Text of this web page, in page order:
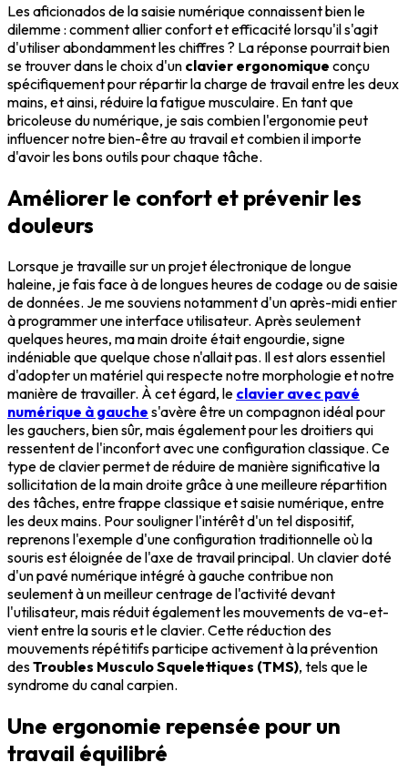
Les aficionados de la saisie numérique connaissent bien le
dilemme : comment allier confort et efficacité lorsqu'il s'agit
d'utiliser abondamment les chiffres ? La réponse pourrait bien
se trouver dans le choix d'un clavier ergonomique conçu
spécifiquement pour répartir la charge de travail entre les deux
mains, et ainsi, réduire la fatigue musculaire. En tant que
bricoleuse du numérique, je sais combien l'ergonomie peut
influencer notre bien-être au travail et combien il importe
d'avoir les bons outils pour chaque tâche.
Améliorer le confort et prévenir les
douleurs
Lorsque je travaille sur un projet électronique de longue
haleine, je fais face à de longues heures de codage ou de saisie
de données. Je me souviens notamment d'un après-midi entier
à programmer une interface utilisateur. Après seulement
quelques heures, ma main droite était engourdie, signe
indéniable que quelque chose n'allait pas. Il est alors essentiel
d'adopter un matériel qui respecte notre morphologie et notre
manière de travailler. À cet égard, le clavier avec pavé
numérique à gauche s'avère être un compagnon idéal pour
les gauchers, bien sûr, mais également pour les droitiers qui
ressentent de l'inconfort avec une configuration classique. Ce
type de clavier permet de réduire de manière significative la
sollicitation de la main droite grâce à une meilleure répartition
des tâches, entre frappe classique et saisie numérique, entre
les deux mains. Pour souligner l'intérêt d'un tel dispositif,
reprenons l'exemple d'une configuration traditionnelle où la
souris est éloignée de l'axe de travail principal. Un clavier doté
d'un pavé numérique intégré à gauche contribue non
seulement à un meilleur centrage de l'activité devant
l'utilisateur, mais réduit également les mouvements de va-et-
vient entre la souris et le clavier. Cette réduction des
mouvements répétitifs participe activement à la prévention
desTroubles Musculo Squelettiques (TMS), tels que le
syndrome du canal carpien.
Une ergonomie repensée pour un
travail équilibré